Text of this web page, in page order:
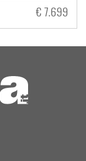
€ 7.699